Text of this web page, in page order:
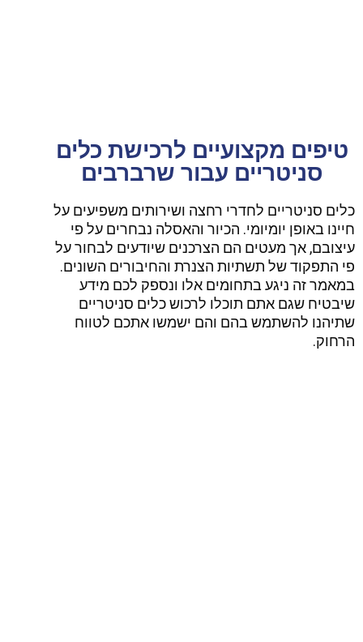
טיפים מקצועיים לרכישת כלים
סניטריים עבור שרברבים
כלים סניטריים לחדרי רחצה ושירותים משפיעים על
חיינו באופן יומיומי. הכיור והאסלה נבחרים על פי
עיצובם, אך מעטים הם הצרכנים שיודעים לבחור על
פי התפקוד של תשתיות הצנרת והחיבורים השונים.
במאמר זה ניגע בתחומים אלו ונספק לכם מידע
שיבטיח שגם אתם תוכלו לרכוש כלים סניטריים
שתיהנו להשתמש בהם והם ישמשו אתכם לטווח
הרחוק.